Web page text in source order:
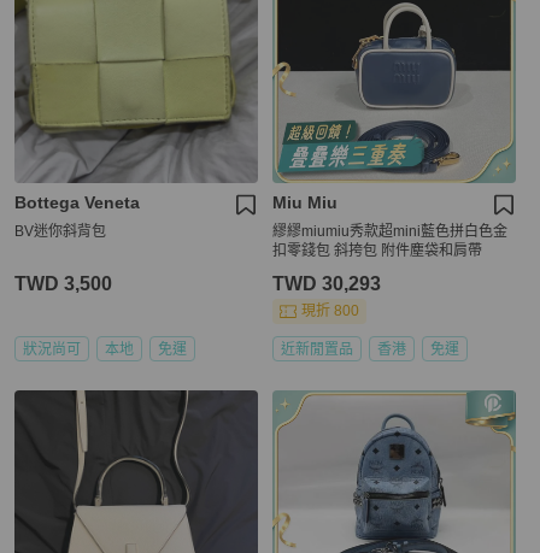
Bottega Veneta
BV迷你斜背包
TWD 3,500
狀況尚可 本地 免運
Miu Miu
繆繆miumiu秀款超mini藍色拼白色金
扣零錢包 斜挎包 附件塵袋和肩帶
TWD 30,293
現折 800
近新閒置品 香港 免運